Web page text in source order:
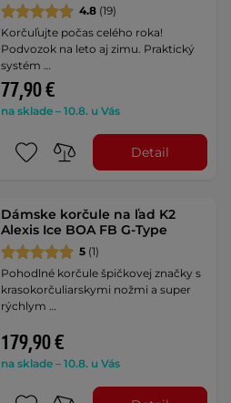
4.8 (19)
Korčuľujte počas celého roka!
Podvozok na leto aj zimu. Praktický
systém …
77,90 €
na sklade – 10.8. u Vás
Detail
Dámske korčule na ľad K2
Alexis Ice BOA FB G-Type
5 (1)
Pohodlné korčule špičkovej značky s
krasokorčuliarskymi nožmi a super
rýchlym …
179,90 €
na sklade – 10.8. u Vás